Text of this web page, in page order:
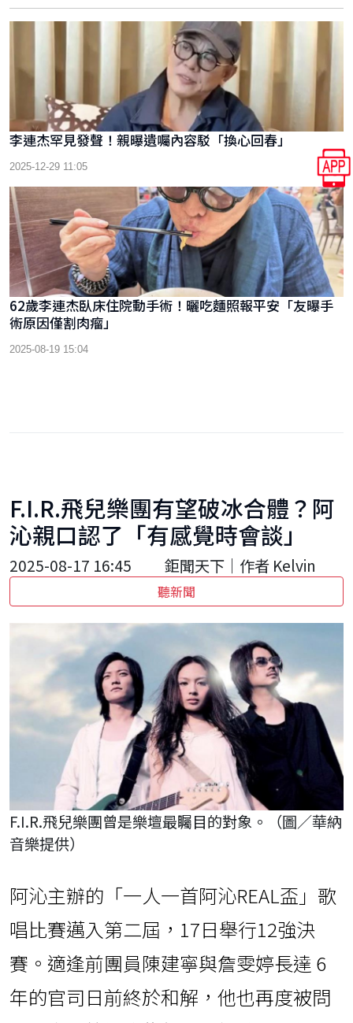
李連杰罕見發聲！親曝遺囑內容駁「換心回春」
2025-12-29 11:05
62歲李連杰臥床住院動手術！曬吃麵照報平安「友曝手
術原因僅割肉瘤」
2025-08-19 15:04
F.I.R.飛兒樂團有望破冰合體？阿
沁親口認了「有感覺時會談」
2025-08-17 16:45 鉅聞天下｜作者 Kelvin
聽新聞
F.I.R.飛兒樂團曾是樂壇最矚目的對象。（圖／華納
音樂提供）
阿沁主辦的「一人一首阿沁REAL盃」歌
唱比賽邁入第二屆，17日舉行12強決
賽。適逢前團員陳建寧與詹雯婷長達 6
年的官司日前終於和解，他也再度被問